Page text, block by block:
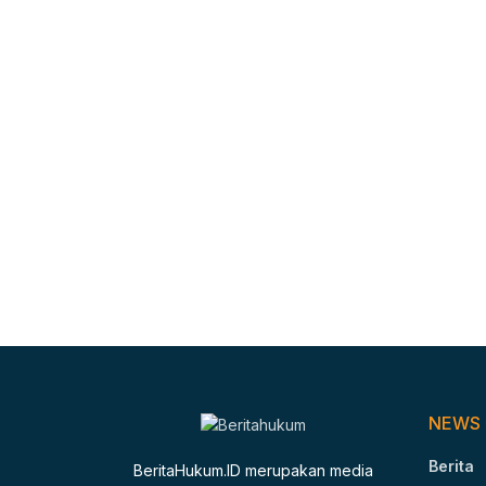
BeritaHukum.ID merupakan media
NEWS
Berita